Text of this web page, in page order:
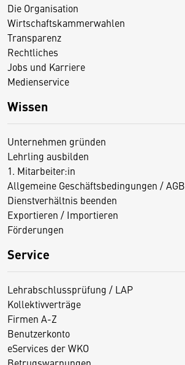
Die Organisation
Wirtschaftskammerwahlen
Transparenz
Rechtliches
Jobs und Karriere
Medienservice
Wissen
Unternehmen gründen
Lehrling ausbilden
1. Mitarbeiter:in
Allgemeine Geschäftsbedingungen / AGB
Dienstverhältnis beenden
Exportieren / Importieren
Förderungen
Service
Lehrabschlussprüfung / LAP
Kollektivverträge
Firmen A-Z
Benutzerkonto
eServices der WKO